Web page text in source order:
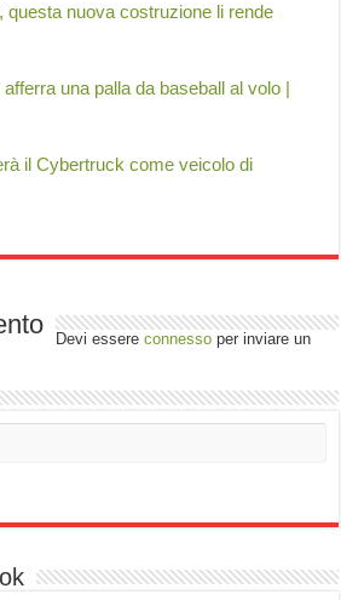
questa nuova costruzione li rende
una palla da baseball al volo |
il Cybertruck come veicolo di
Devi essereconnesso per inviare un